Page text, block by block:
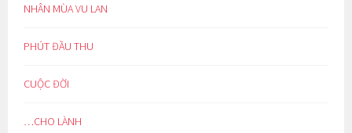
NHÂN MÙA VU LAN
PHÚT ĐẦU THU
CUỘC ĐỜI
…CHO LÀNH